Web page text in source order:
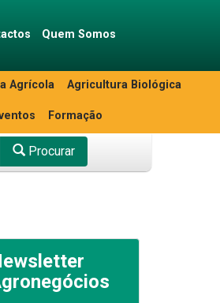
Quem Somos
Agrícola Agricultura Biológica
Formação
Procurar